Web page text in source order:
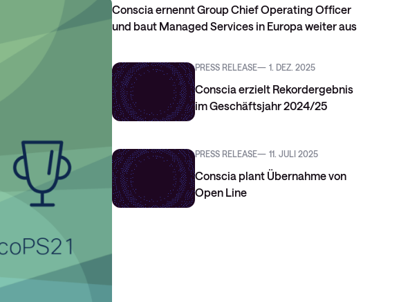
Conscia ernennt Group Chief Operating Officer
und baut Managed Services in Europa weiter aus
PRESS RELEASE 1. DEZ. 2025
Conscia erzielt Rekordergebnis
im Geschäftsjahr 2024/25
PRESS RELEASE 11. JULI 2025
Conscia plant Übernahme von
Open Line